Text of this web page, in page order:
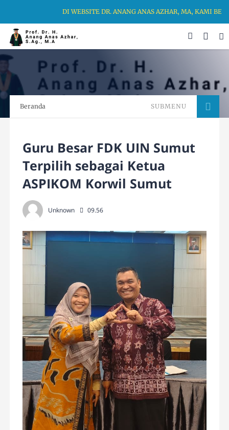
DI WEBSITE DR. ANANG ANAS AZHAR, MA, KAMI
Beranda SUBMENU
Guru Besar FDK UIN Sumut
Terpilih sebagai Ketua
ASPIKOM Korwil Sumut
Unknown 09.56